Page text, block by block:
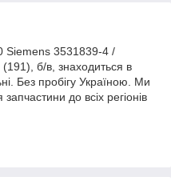
Siemens 3531839-4 /
б/в, знаходиться в
Без пробігу Україною. Ми
до всіх регіонів